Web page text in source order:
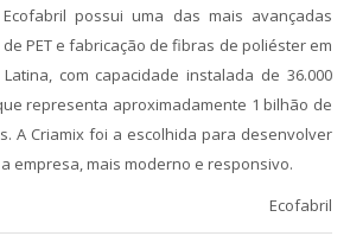
possui uma das mais avançadas
PET e fabricação de fibras de poliéster em
com capacidade instalada de 36.000
representa aproximadamente 1 bilhão de
A Criamix foi a escolhida para desenvolver
empresa, mais moderno e responsivo.
Ecofabril